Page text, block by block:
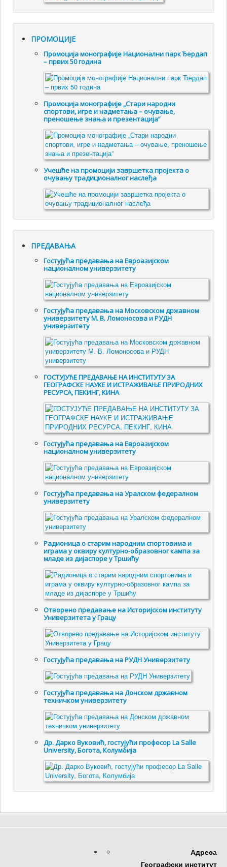
ПРОМОЦИЈЕ
Промоцијa монографије Национални парк Ђердап
– првих 50 година
Промоцијa монографије „Стари народни
спортови, игре и надметања – очување,
преношење знања и презентација”
Учешће на промоцији завршетка пројекта о
очувању традиционалног наслеђа
ПРЕДАВАЊА
Гостујућа предавања на Евроазијском
националном универзитету
Гостујућа предавања на Московском државном
универзитету М. В. Ломоносова и РУДН
универзитету
ГОСТУЈУЋЕ ПРЕДАВАЊЕ НА ИНСТИТУТУ ЗА
ГЕОГРАФСКЕ НАУКЕ И ИСТРАЖИВАЊЕ ПРИРОДНИХ
РЕСУРСА, ПЕКИНГ, КИНА
Гостујућа предавања на Евроазијском
националном универзитету
Гостујућа предавања на Уралском федералном
универзитету
Радионица о старим народним спортовима и
играма у оквиру културно-образовног кампа за
младе из дијаспоре у Тршићу
Отворено предавање на Историјском институту
Универзитета у Грацу
Гостујућa предавањa на РУДН Универзитету
Гостујућа предавања на Донском државном
техничком универзитету
Др. Дарко Вуковић, гостујући професор La Salle
University, Богота, Колумбија
Адреса
Географски институт